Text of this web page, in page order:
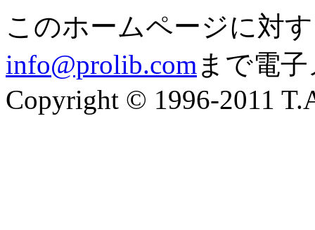
このホームページに対
info@prolib.comまで電
Copyright © 1996-2011